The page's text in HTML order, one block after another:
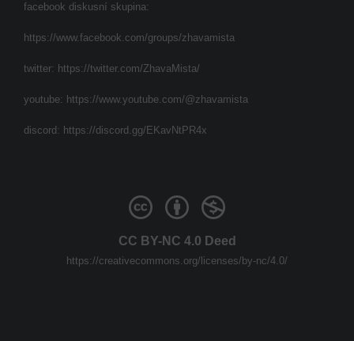
facebook diskusní skupina:
https://www.facebook.com/groups/zhavamista
twitter: https://twitter.com/ZhavaMista/
youtube: https://www.youtube.com/@zhavamista
discord: https://discord.gg/EKavNtPR4x
CC BY-NC 4.0 Deed
https://creativecommons.org/licenses/by-nc/4.0/